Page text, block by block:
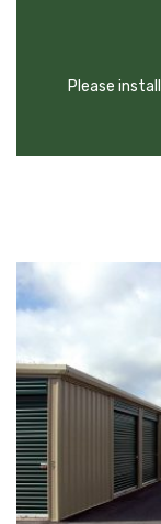
Please